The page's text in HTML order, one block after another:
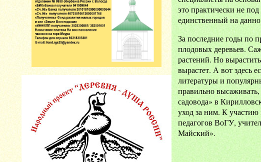
это практически не
единственный на
За последние годы по
плодовых деревьев.
растений. Но
вырастет. А вот здесь
литературы и
правильно
садовода» в
уход за ним. К участию
педагогов ВоГУ,
Майский».